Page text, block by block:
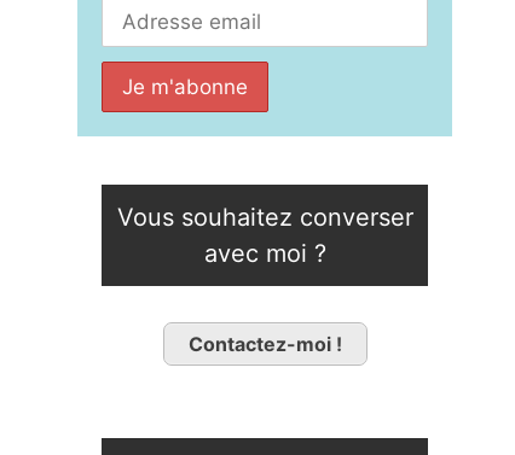
Vous souhaitez converser
avec moi ?
Contactez-moi !